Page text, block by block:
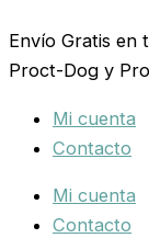
al
contenido
Envío Gratis en
Proct-Dog y
Mi cuenta
Contacto
Mi cuenta
Contacto
...
CONEJO
2
H.RECTA
TAPA
cantidad